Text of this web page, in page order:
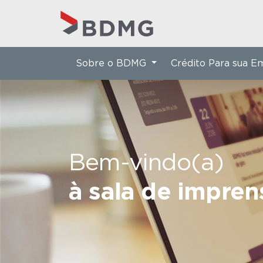
Bem-vindo(a)
à sala de
Sobre o BDMG Crédito Para sua